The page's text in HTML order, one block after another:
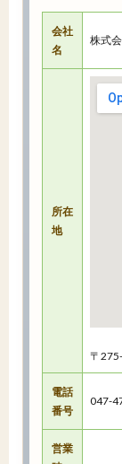
会社
名
株式
所在
地
〒
電話
番号
047-
営業